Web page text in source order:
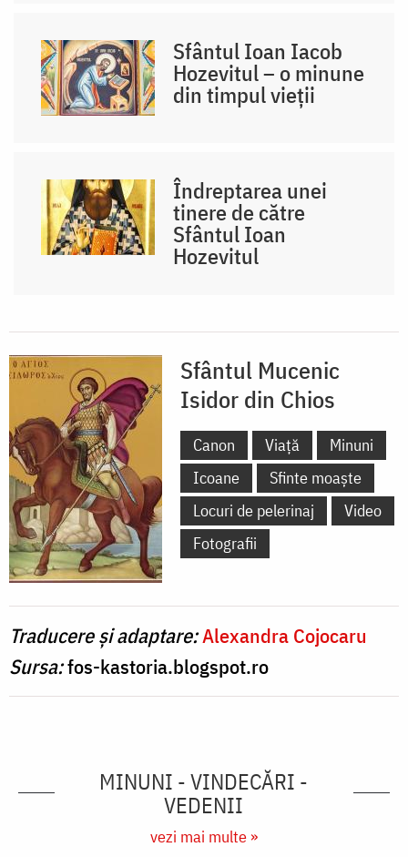
Sfântul Ioan Iacob
Hozevitul – o minune
din timpul vieții
Îndreptarea unei
tinere de către
Sfântul Ioan
Hozevitul
Sfântul Mucenic
Isidor din Chios
Canon Viață
Minuni
Icoane
Sfinte moaște
Locuri de pelerinaj
Video
Fotografii
Traducere și adaptare:Alexandra Cojocaru
Sursa:fos-kastoria.blogspot.ro
MINUNI - VINDECĂRI -
VEDENII
vezi mai multe »